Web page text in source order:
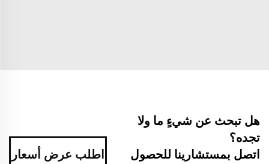
هل تبحث عن شيءٍ ما ولا
تجده؟
اتصل بمستشارينا للحصول
اطلب عرض أسعار